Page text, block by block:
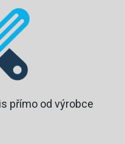
přímo od výrobce